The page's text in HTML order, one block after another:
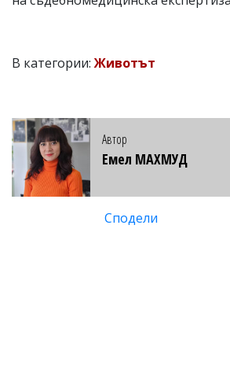
В категории:Животът
Автор
Емел МАХМУД
Сподели